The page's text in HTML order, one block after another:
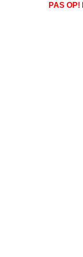
PAS OP!